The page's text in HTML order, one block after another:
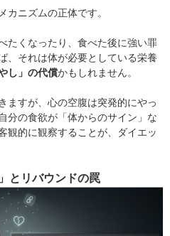
カニズムの正体です。
たくなったり、食べた後に強い罪
、それは体が必要としている栄養
し」の代償かもしれません。
ますが、心の空腹は突発的にやっ
分の食欲が「体からのサイン」な
観的に観察することが、ダイエッ
とリバウンドの罠